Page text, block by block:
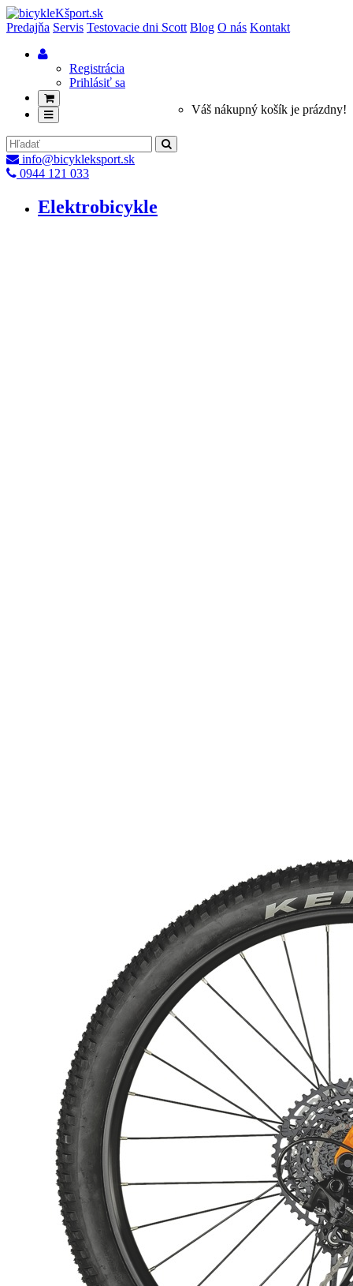
Predajňa Servis Testovacie dni Scott Blog O nás Kontakt
Registrácia
Prihlásiť sa
Váš nákupný košík je prázdny!
info@bicykleksport.sk
0944 121 033
Elektrobicykle